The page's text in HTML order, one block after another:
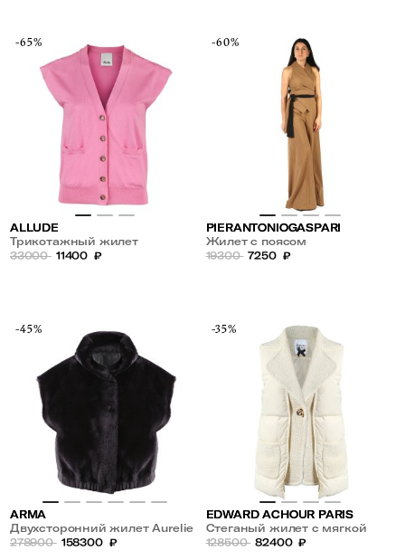
-65%
ALLUDE
Трикотажный жилет
33000 11400 ₽
-60%
PIERANTONIOGASPARI
Жилет с поясом
19300 7250 ₽
-45%
ARMA
Двухсторонний жилет Aurelie
из овчины
278900 158300 ₽
-35%
EDWARD ACHOUR PARIS
Стеганый жилет с мягкой
текстурной отделкой и
128500 82400 ₽